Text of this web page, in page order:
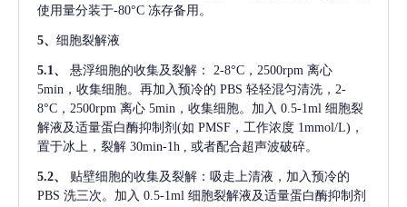
使用量分装于-80°C 冻存备用。
5、 细胞裂解液
5.1、 悬浮细胞的收集及裂解：
2-8°C，2500rpm 离心
5min，收集细胞。再加入预冷的 PBS 轻轻混匀清洗，2-
8°C，2500rpm 离心 5min，收集细胞。加入 0.5-1ml 细胞裂
解液及适量蛋白酶抑制剂(如 PMSF，工作浓度 1mmol/L)，
置于冰上，裂解 30min-1h , 或者配合超声波破碎。
5.2、
贴壁细胞的收集及裂解：吸走上清液，加入预冷的
PBS 洗三次。加入 0.5-1ml 细胞裂解液及适量蛋白酶抑制剂